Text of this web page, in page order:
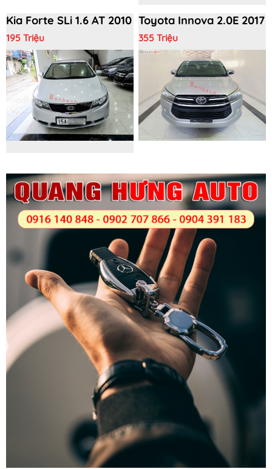
Kia Forte SLi 1.6 AT 2010
195 Triệu
Toyota Innova 2.0E 2017
355 Triệu